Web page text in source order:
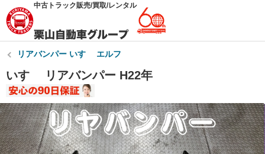
中古トラック販売/買取/レンタル
リアバンパー いすゞ エルフ
いすゞ リアバンパー H22年